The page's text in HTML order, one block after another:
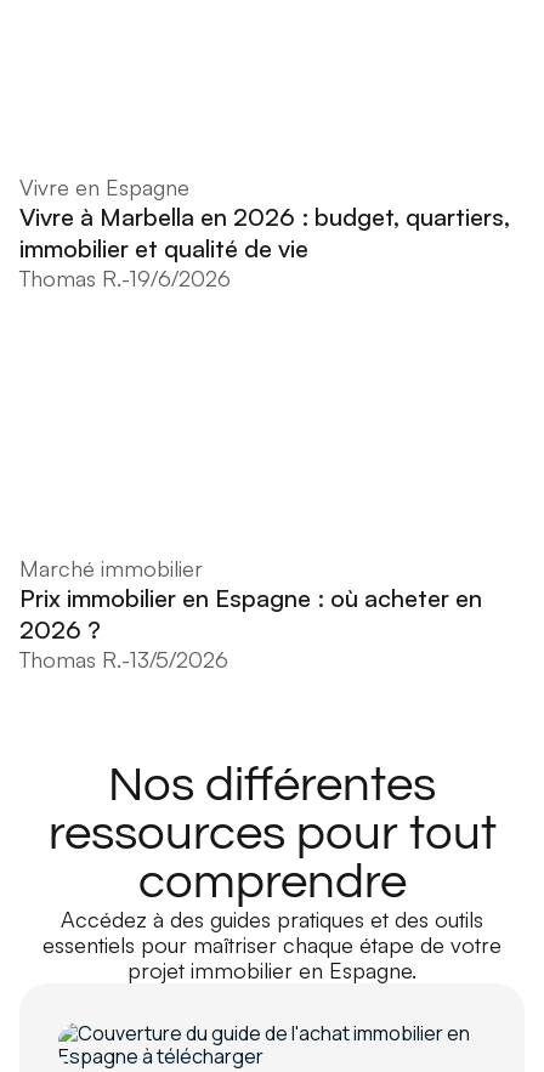
Vivre en Espagne
Vivre à Marbella en 2026 : budget, quartiers,
immobilier et qualité de vie
Thomas R.-19/6/2026
Marché immobilier
Prix immobilier en Espagne : où acheter en
2026 ?
Thomas R.-13/5/2026
Nos différentes
ressources pour tout
comprendre
Accédez à des guides pratiques et des outils
essentiels pour maîtriser chaque étape de votre
projet immobilier en Espagne.